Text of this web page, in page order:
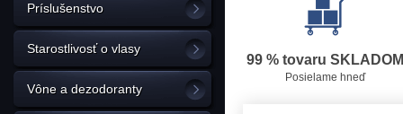
Príslušenstvo
Starostlivosť o vlasy
Vône a dezodoranty
99 % tovaru SKLADOM
Posielame hneď